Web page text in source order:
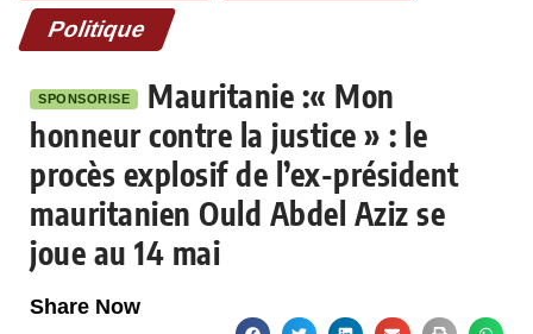
Politique
SPONSORISE
Mauritanie :« Mon
honneur contre la justice » : le
procès explosif de l’ex-président
mauritanien Ould Abdel Aziz se
joue au 14 mai
Share Now